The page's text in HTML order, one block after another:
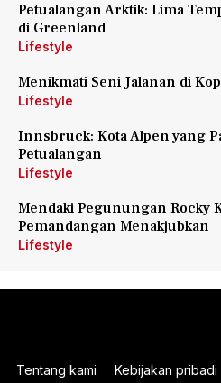
Petualangan Arktik: Lima
di Greenland
Lifestyle
Menikmati Seni Jalanan di
Lifestyle
Innsbruck: Kota Alpen yang
Petualangan
Lifestyle
Mendaki Pegunungan Rocky
Pemandangan Menakjubkan
Lifestyle
Tentang kami Kebijakan pribadi